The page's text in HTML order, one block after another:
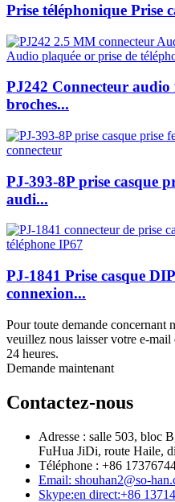
Prise téléphonique Prise
PJ242 Connecteur
broches...
PJ-393-8P prise casque
audi...
PJ-1841 Prise casque
connexion...
Pour toute demande concernant
veuillez nous laisser votre e-mail
24 heures.
Demande maintenant
Contactez-nous
Adresse : salle 503, bloc
FuHua JiDi, route Haile,
Téléphone : +86
Email: shouhan2@so-
Skype:en direct:+86